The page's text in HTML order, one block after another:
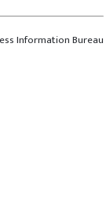
Information Bureau